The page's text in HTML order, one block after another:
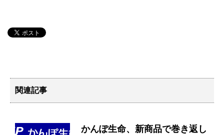
関連記事
かんぽ生命、新商品で巻き返し